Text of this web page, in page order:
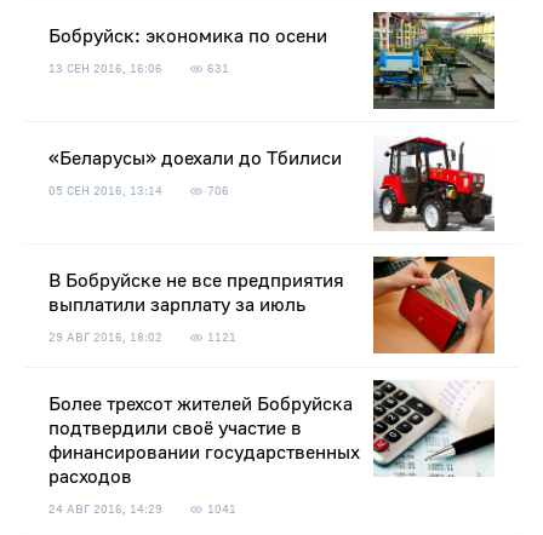
Бобруйск: экономика по осени
13 СЕН 2016, 16:06 631
«Беларусы» доехали до Тбилиси
05 СЕН 2016, 13:14 706
В Бобруйске не все предприятия
выплатили зарплату за июль
29 АВГ 2016, 18:02 1121
Более трехсот жителей Бобруйска
подтвердили своё участие в
финансировании государственных
расходов
24 АВГ 2016, 14:29 1041